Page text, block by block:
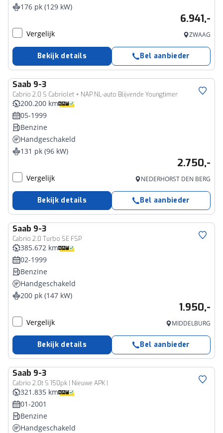
176 pk (129 kW)
6.941,-
Vergelijk ZWAAG
Bekijk details Bel aanbieder
Saab 9-3
Cabrio 2.0 S Cabriolet + NAP NL-auto Blijvende Youngtimer
200.200 km
05-1999
Benzine
Handgeschakeld
131 pk (96 kW)
2.750,-
Vergelijk NEDERHORST DEN BERG
Bekijk details Bel aanbieder
Saab 9-3
Cabrio 2.0 Turbo SE FSP
385.672 km
02-1999
Benzine
Handgeschakeld
200 pk (147 kW)
1.950,-
Vergelijk MIDDELBURG
Bekijk details Bel aanbieder
Saab 9-3
Cabrio 2.0t S 150pk | Nieuwe APK |
321.835 km
01-2001
Benzine
Handgeschakeld